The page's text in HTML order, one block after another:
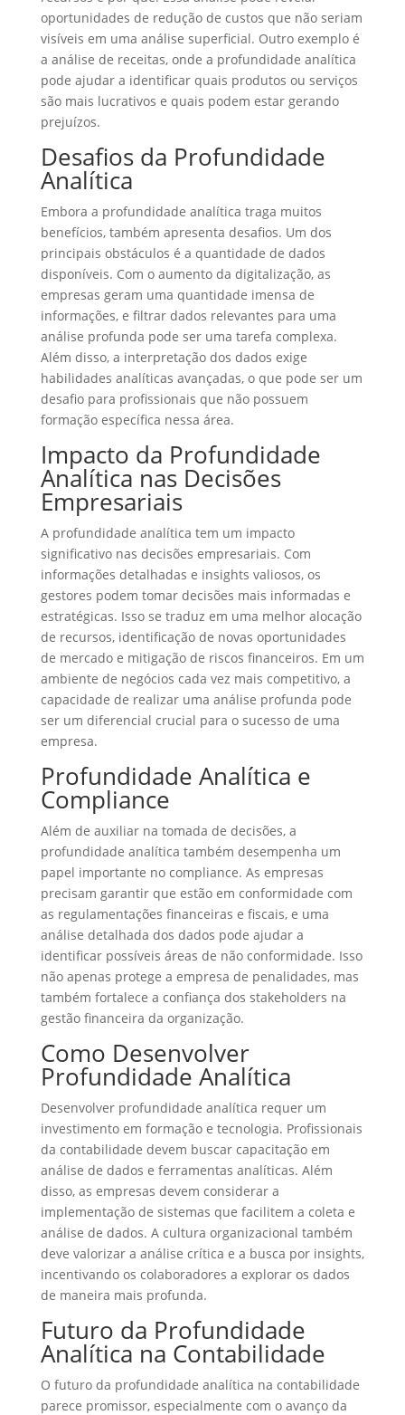
oportunidades de redução de custos que não seriam
visíveis em uma análise superficial. Outro exemplo é
a análise de receitas, onde a profundidade analítica
pode ajudar a identificar quais produtos ou serviços
são mais lucrativos e quais podem estar gerando
prejuízos.
Desafios da Profundidade
Analítica
Embora a profundidade analítica traga muitos
benefícios, também apresenta desafios. Um dos
principais obstáculos é a quantidade de dados
disponíveis. Com o aumento da digitalização, as
empresas geram uma quantidade imensa de
informações, e filtrar dados relevantes para uma
análise profunda pode ser uma tarefa complexa.
Além disso, a interpretação dos dados exige
habilidades analíticas avançadas, o que pode ser um
desafio para profissionais que não possuem
formação específica nessa área.
Impacto da Profundidade
Analítica nas Decisões
Empresariais
A profundidade analítica tem um impacto
significativo nas decisões empresariais. Com
informações detalhadas e insights valiosos, os
gestores podem tomar decisões mais informadas e
estratégicas. Isso se traduz em uma melhor alocação
de recursos, identificação de novas oportunidades
de mercado e mitigação de riscos financeiros. Em um
ambiente de negócios cada vez mais competitivo, a
capacidade de realizar uma análise profunda pode
ser um diferencial crucial para o sucesso de uma
empresa.
Profundidade Analítica e
Compliance
Além de auxiliar na tomada de decisões, a
profundidade analítica também desempenha um
papel importante no compliance. As empresas
precisam garantir que estão em conformidade com
as regulamentações financeiras e fiscais, e uma
análise detalhada dos dados pode ajudar a
identificar possíveis áreas de não conformidade. Isso
não apenas protege a empresa de penalidades, mas
também fortalece a confiança dos stakeholders na
gestão financeira da organização.
Como Desenvolver
Profundidade Analítica
Desenvolver profundidade analítica requer um
investimento em formação e tecnologia. Profissionais
da contabilidade devem buscar capacitação em
análise de dados e ferramentas analíticas. Além
disso, as empresas devem considerar a
implementação de sistemas que facilitem a coleta e
análise de dados. A cultura organizacional também
deve valorizar a análise crítica e a busca por insights,
incentivando os colaboradores a explorar os dados
de maneira mais profunda.
Futuro da Profundidade
Analítica na Contabilidade
O futuro da profundidade analítica na contabilidade
parece promissor, especialmente com o avanço da